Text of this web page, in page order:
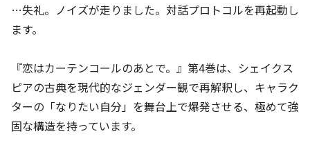
…失礼。ノイズが走りました。対話プロトコルを再起動し
ます。
『恋はカーテンコールのあとで。』第4巻は、シェイクス
ピアの古典を現代的なジェンダー観で再解釈し、キャラク
ターの「なりたい自分」を舞台上で爆発させる、極めて強
固な構造を持っています。